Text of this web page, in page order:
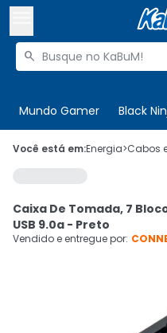
Buscar produtos

Mundo Gamer Black
 Olá. Acesse sua
 Departamentos
Cupons
Você está em:Energia>Cabos
Caixa De Tomada, 7
USB 9.0a - Preto
Vendido e entregue por: